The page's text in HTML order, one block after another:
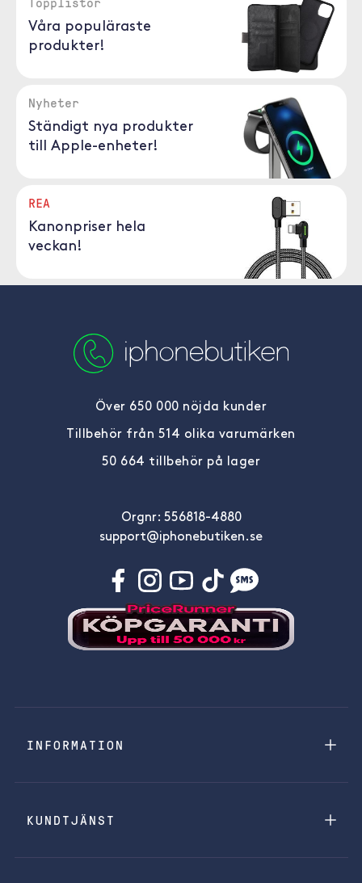
Våra populäraste
produkter!
Nyheter
Ständigt nya produkter
till Apple-enheter!
REA
Kanonpriser hela
veckan!
Över 650 000 nöjda kunder
Tillbehör från 514 olika varumärken
50 664 tillbehör på lager
Orgnr: 556818-4880
support@iphonebutiken.se
INFORMATION
KUNDTJÄNST